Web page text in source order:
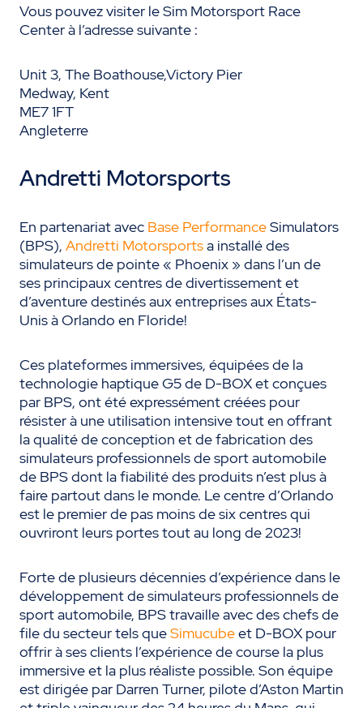
Vous pouvez visiter le Sim Motorsport Race
Center à l’adresse suivante :
Unit 3, The Boathouse,Victory Pier
Medway, Kent
ME7 1FT
Angleterre
Andretti Motorsports
En partenariat avec Base PerformanceSimulators
(BPS), Andretti Motorsportsa installé des
simulateurs de pointe « Phoenix » dans l’un de
ses principaux centres de divertissement et
d’aventure destinés aux entreprises aux États-
Unis à Orlando en Floride!
Ces plateformes immersives, équipées de la
technologie haptique G5 de D-BOX et conçues
par BPS, ont été expressément créées pour
résister à une utilisation intensive tout en offrant
la qualité de conception et de fabrication des
simulateurs professionnels de sport automobile
de BPS dont la fiabilité des produits n’est plus à
faire partout dans le monde. Le centre d’Orlando
est le premier de pas moins de six centres qui
ouvriront leurs portes tout au long de 2023!
Forte de plusieurs décennies d’expérience dans le
développement de simulateurs professionnels de
sport automobile, BPS travaille avec des chefs de
file du secteur tels queSimucubeet D-BOX pour
offrir à ses clients l’expérience de course la plus
immersive et la plus réaliste possible. Son équipe
est dirigée par Darren Turner, pilote d’Aston Martin